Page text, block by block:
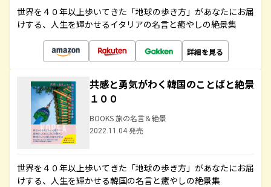
世界を４０年以上歩いてきた「地球の歩き方」があなたにお届
けする、人生を輝かせるイタリアの名言と癒やしの絶景集
詳細を見る
共感と勇気がわく韓国のことばと絶景
１００
BOOKS 旅の名言＆絶景
2022.11.04 発売
世界を４０年以上歩いてきた「地球の歩き方」があなたにお届
けする、人生を輝かせる韓国の名言と癒やしの絶景集